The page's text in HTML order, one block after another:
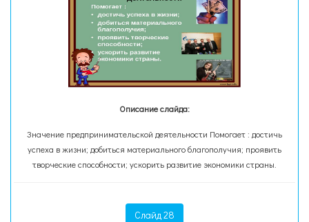
Описание слайда:
Значение предпринимательской деятельности Помогает : достичь
успеха в жизни; добиться материального благополучия; проявить
творческие способности; ускорить развитие экономики страны.
Слайд 28